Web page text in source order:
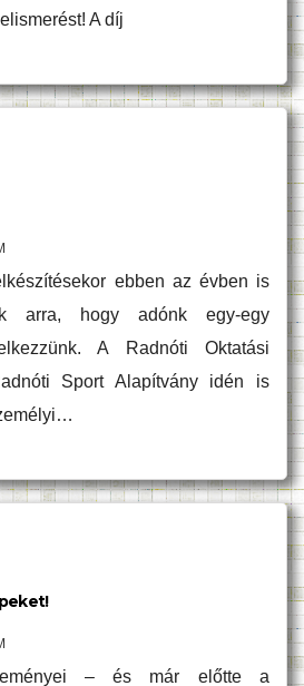
A díj
ebben az évben is
arra, hogy adónk egy-egy
A Radnóti Oktatási
Sport Alapítvány idén is
– és már előtte a